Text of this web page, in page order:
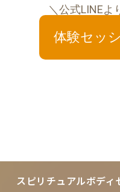
＼公式LINEよ
体験セッ
スピリチュアルボディ